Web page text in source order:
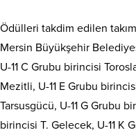
Ödülleri takdim edilen
Mersin Büyükşehir
U-11 C Grubu birincisi
Mezitli, U-11 E Grubu
Tarsusgücü, U-11 G Grubu
birincisi T. Gelecek, U-11 K